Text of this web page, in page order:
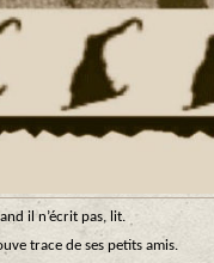
il n’écrit pas, lit.
trace de ses petits amis.